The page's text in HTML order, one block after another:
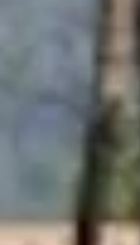
Visite cave &
Visite cave &
Visite cave &
Thématiques